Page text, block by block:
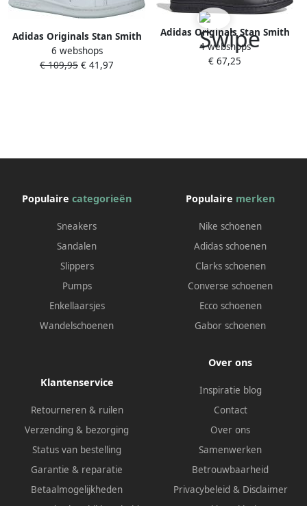
Adidas Originals Stan Smith
Sneaker Fashion sneakers
Schoenen ftwr white ftwr
6 webshops
€ 109,95 € 41,97
Adidas Originals Stan Smith
sneakers zwart Gerecycled
polyester (duurzaam) 37 1 3
4 webshops
€ 67,25
Populaire categorieën
Sneakers
Sandalen
Slippers
Pumps
Enkellaarsjes
Wandelschoenen
Populaire merken
Nike schoenen
Adidas schoenen
Clarks schoenen
Converse schoenen
Ecco schoenen
Gabor schoenen
Klantenservice
Retourneren & ruilen
Verzending & bezorging
Status van bestelling
Garantie & reparatie
Betaalmogelijkheden
Over ons
Inspiratie blog
Contact
Over ons
Samenwerken
Betrouwbaarheid
Privacybeleid & Disclaimer